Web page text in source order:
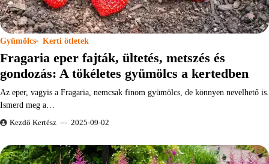
Gyümölcs Kerti ötletek
Fragaria eper fajták, ültetés, metszés és
gondozás: A tökéletes gyümölcs a kertedben
Az eper, vagyis a Fragaria, nemcsak finom gyümölcs, de könnyen nevelhető is.
Ismerd meg a…
Kezdő Kertész 2025-09-02